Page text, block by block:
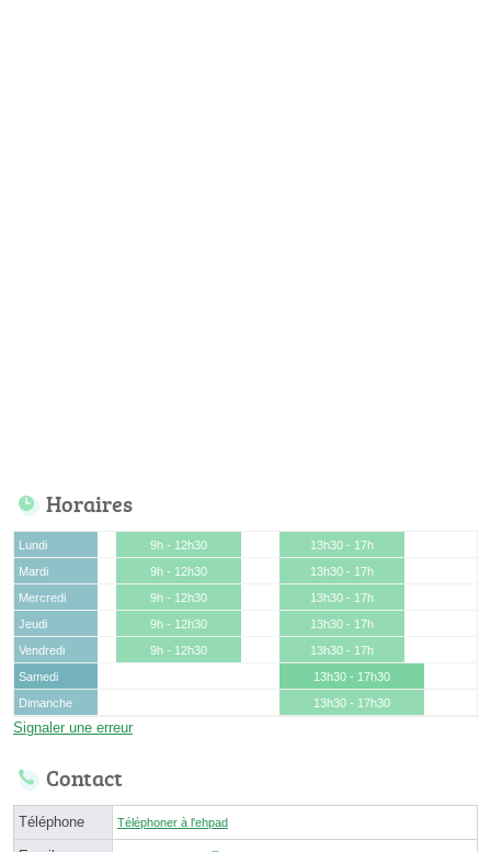
Horaires
Lundi 9h - 12h30
13h30 - 17h
Mardi
9h - 12h30
13h30 - 17h
Mercredi
9h - 12h30
13h30 - 17h
Jeudi
9h - 12h30
13h30 - 17h
Vendredi
9h - 12h30
13h30 - 17h
Samedi
13h30 - 17h30
Dimanche
13h30 - 17h30
Signaler une erreur
Contact
Téléphone Téléphoner à l'ehpad